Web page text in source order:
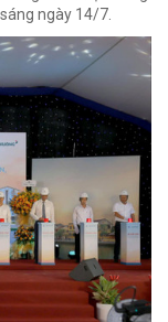
ngày 14/7.